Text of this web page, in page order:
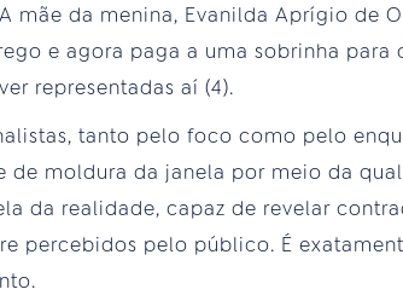
mãe da menina, Evanilda Aprígio de
e agora paga a uma sobrinha para
representadas aí (4).
tanto pelo foco como pelo
de moldura da janela por meio da
da realidade, capaz de revelar
percebidos pelo público. É